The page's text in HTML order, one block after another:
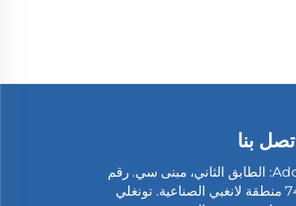
اتصل بنا
Add: الطابق الثاني، مبنى سي. رقم
74 منطقة لانغبي الصناعية. تونغلي